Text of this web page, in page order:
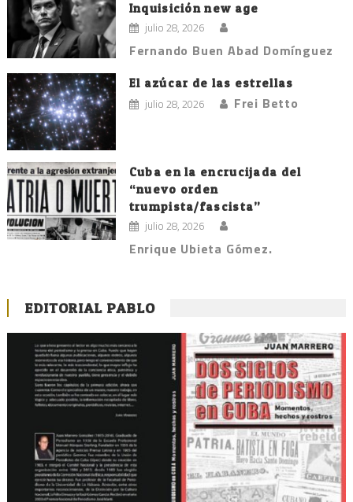
Inquisición new age
julio 28, 2026
Fernando Buen Abad Domínguez
El azúcar de las estrellas
julio 28, 2026 Frei Betto
Cuba en la encrucijada del
“nuevo orden
trumpista/fascista”
julio 28, 2026
Enrique Ubieta Gómez.
EDITORIAL PABLO